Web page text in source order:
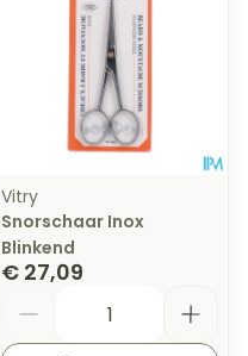
Vitry
Snorschaar Inox
Blinkend
€ 27,09